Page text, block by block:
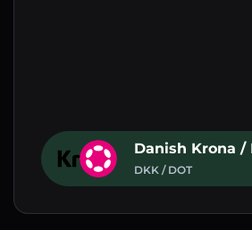
Danish Krona /
DKK / DOT